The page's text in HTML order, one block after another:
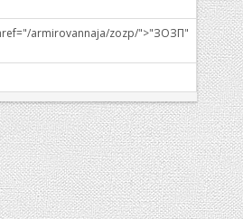
armirovannaja/zozp/">"ЗОЗП"